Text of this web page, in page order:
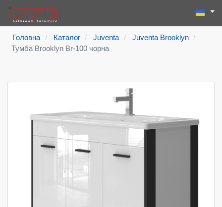
Пошук
Type 2 or
Головна Каталог Juventa
Juventa Brooklyn
Тумба Brooklyn Br-100 чорна